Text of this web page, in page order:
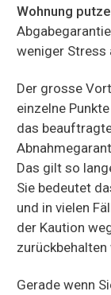
Wohnung
weniger Stress
Der grosse
einzelne
das
Das gilt so
Sie bedeutet
und in vielen
der Kaution
zurückbehalten
Gerade wenn